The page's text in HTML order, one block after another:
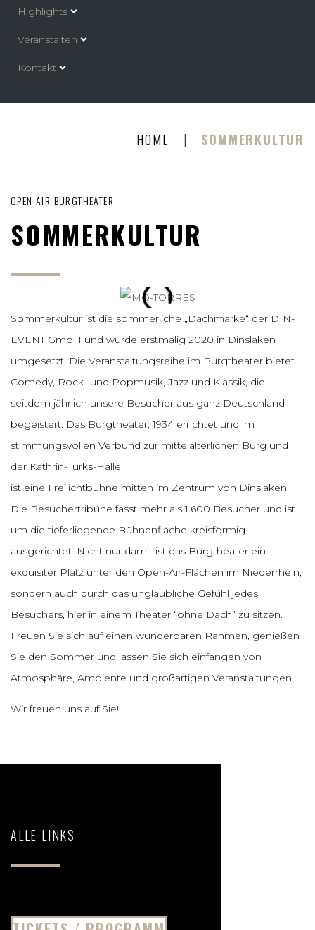
Highlights
Veranstalten
Kontakt
HOME | SOMMERKULTUR
OPEN AIR BURGTHEATER
SOMMERKULTUR
Sommerkultur ist die sommerliche „Dachmarke“ der DIN-
EVENT GmbH und wurde erstmalig 2020 in Dinslaken
umgesetzt. Die Veranstaltungsreihe im Burgtheater bietet
Comedy, Rock- und Popmusik, Jazz und Klassik, die
seitdem jährlich unsere Besucher aus ganz Deutschland
begeistert. Das Burgtheater, 1934 errichtet und im
stimmungsvollen Verbund zur mittelalterlichen Burg und
der Kathrin-Türks-Halle,
ist eine Freilichtbühne mitten im Zentrum von Dinslaken.
Die Besuchertribüne fasst mehr als 1.600 Besucher und ist
um die tieferliegende Bühnenfläche kreisförmig
ausgerichtet. Nicht nur damit ist das Burgtheater ein
exquisiter Platz unter den Open-Air-Flächen im Niederrhein,
sondern auch durch das unglaubliche Gefühl jedes
Besuchers, hier in einem Theater “ohne Dach” zu sitzen.
Freuen Sie sich auf einen wunderbaren Rahmen, genießen
Sie den Sommer und lassen Sie sich einfangen von
Atmosphäre, Ambiente und großartigen Veranstaltungen.
Wir freuen uns auf Sie!
ALLE LINKS